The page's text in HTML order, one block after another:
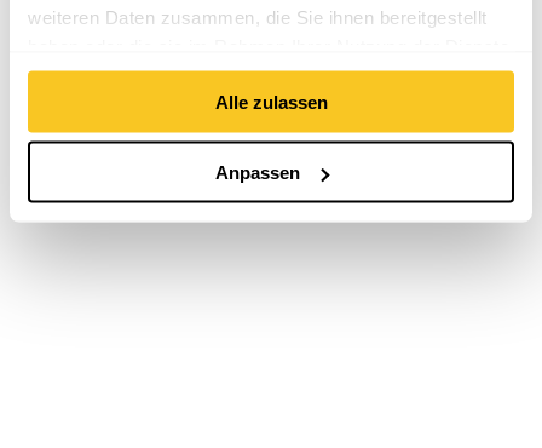
weiteren Daten zusammen, die Sie ihnen bereitgestellt
gesammelt haben.
Alle zulassen
Anpassen